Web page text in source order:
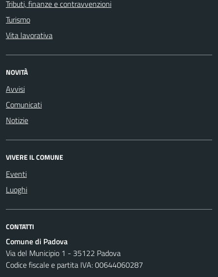
Tributi, finanze e contravvenzioni
Turismo
Vita lavorativa
NOVITÀ
Avvisi
Comunicati
Notizie
VIVERE IL COMUNE
Eventi
Luoghi
CONTATTI
Comune di Padova
Via del Municipio 1 - 35122 Padova
Codice fiscale e partita IVA: 00644060287